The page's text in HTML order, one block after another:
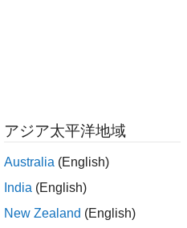
アジア太平洋地域
Australia (English)
India (English)
New Zealand (English)